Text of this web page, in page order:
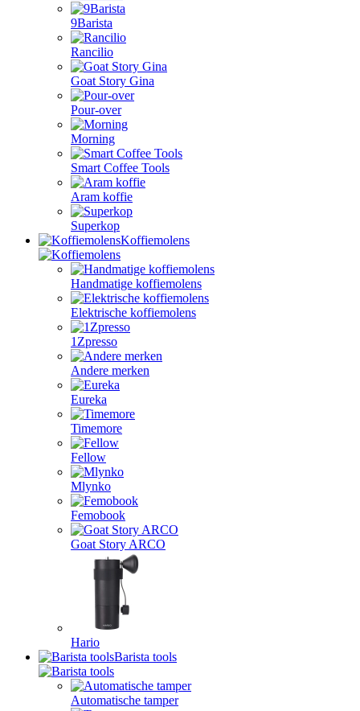
9Barista
Rancilio
Goat Story Gina
Pour-over
Morning
Smart Coffee Tools
Aram koffie
Superkop
Koffiemolens
Handmatige koffiemolens
Elektrische koffiemolens
1Zpresso
Andere merken
Eureka
Timemore
Fellow
Mlynko
Femobook
Goat Story ARCO
Hario
Barista tools
Automatische tamper